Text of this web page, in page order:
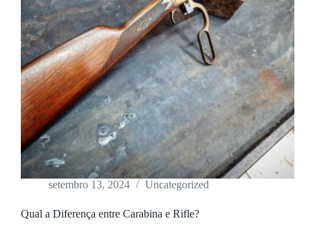
setembro 13, 2024 Uncategorized
Qual a Diferença entre Carabina e Rifle?